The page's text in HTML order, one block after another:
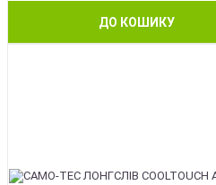
ДО КОШИКУ